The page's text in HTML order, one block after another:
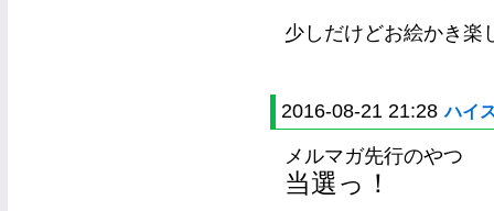
少しだけどお絵かき楽
2016-08-21 21:28 ハイ
メルマガ先行のやつ
当選っ！